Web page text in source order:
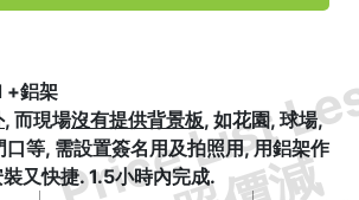
Price List
+鋁架
, 而現場沒有提供背景板, 如花園, 球場,
口等, 需設置簽名用及拍照用, 用鋁架作
又快捷. 1.5小時內完成.